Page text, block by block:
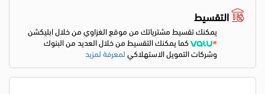
التقسيط
يمكنك تقسيط مشترياتك من موقع الغزاوي من خلال ابليكشن
كما يمكنك التقسيط من خلال العديد من البنوك
وشركات التمويل الاستهلاكيلمعرفة لمزيد